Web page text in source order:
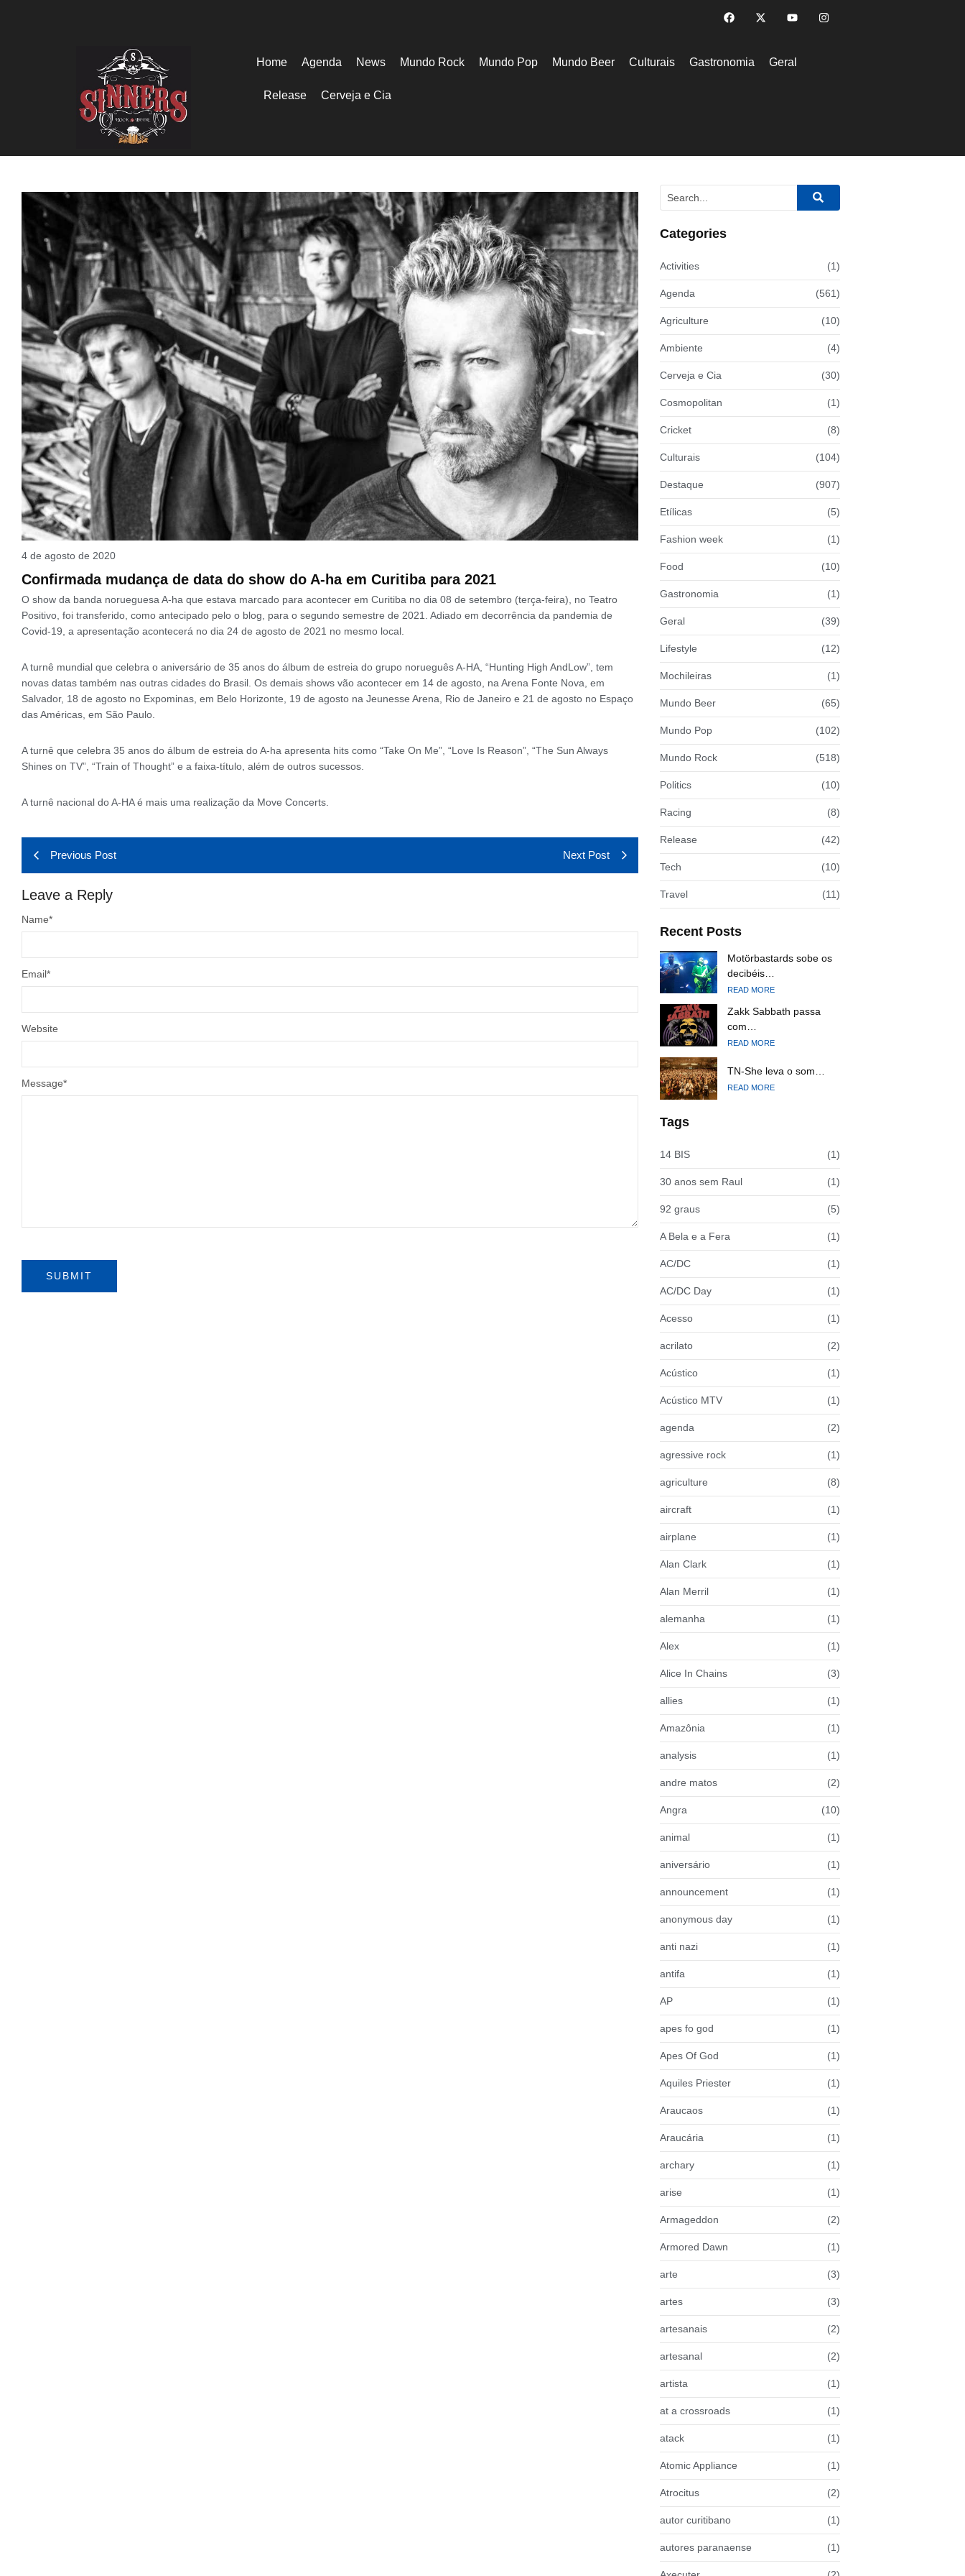
Home Agenda News Mundo Rock Mundo Pop Mundo Beer Culturais Gastronomia Geral
Release Cerveja e Cia
4 de agosto de 2020
Confirmada mudança de data do show do A-ha em Curitiba para 2021
O show da banda norueguesa A-ha que estava marcado para acontecer em Curitiba no dia 08 de setembro (terça-feira), no Teatro
Positivo, foi transferido, como antecipado pelo o blog, para o segundo semestre de 2021. Adiado em decorrência da pandemia de
Covid-19, a apresentação acontecerá no dia 24 de agosto de 2021 no mesmo local.
A turnê mundial que celebra o aniversário de 35 anos do álbum de estreia do grupo norueguês A-HA, “Hunting High AndLow”, tem
novas datas também nas outras cidades do Brasil. Os demais shows vão acontecer em 14 de agosto, na Arena Fonte Nova, em
Salvador, 18 de agosto no Expominas, em Belo Horizonte, 19 de agosto na Jeunesse Arena, Rio de Janeiro e 21 de agosto no Espaço
das Américas, em São Paulo.
A turnê que celebra 35 anos do álbum de estreia do A-ha apresenta hits como “Take On Me”, “Love Is Reason”, “The Sun Always
Shines on TV”, “Train of Thought” e a faixa-título, além de outros sucessos.
A turnê nacional do A-HA é mais uma realização da Move Concerts.
Previous Post Next Post
Leave a Reply
Message*
Name*
Email*
Website
Categories
Activities (1)
Agenda (561)
Agriculture (10)
Ambiente (4)
Cerveja e Cia (30)
Cosmopolitan (1)
Cricket (8)
Culturais (104)
Destaque (907)
Etílicas (5)
Fashion week (1)
Food (10)
Gastronomia (1)
Geral (39)
Lifestyle (12)
Mochileiras (1)
Mundo Beer (65)
Mundo Pop (102)
Mundo Rock (518)
Politics (10)
Racing (8)
Release (42)
Tech (10)
Travel (11)
Recent Posts
Motörbastards sobe os
decibéis…
READ MORE
Zakk Sabbath passa
com…
READ MORE
TN-She leva o som…
READ MORE
Tags
14 BIS (1)
30 anos sem Raul (1)
92 graus (5)
A Bela e a Fera (1)
AC/DC (1)
AC/DC Day (1)
Acesso (1)
acrilato (2)
Acústico (1)
Acústico MTV (1)
agenda (2)
agressive rock (1)
agriculture (8)
aircraft (1)
airplane (1)
Alan Clark (1)
Alan Merril (1)
alemanha (1)
Alex (1)
Alice In Chains (3)
allies (1)
Amazônia (1)
analysis (1)
andre matos (2)
Angra (10)
animal (1)
aniversário (1)
announcement (1)
anonymous day (1)
anti nazi (1)
antifa (1)
AP (1)
apes fo god (1)
Apes Of God (1)
Aquiles Priester (1)
Araucaos (1)
Araucária (1)
archary (1)
arise (1)
Armageddon (2)
Armored Dawn (1)
arte (3)
artes (3)
artesanais (2)
artesanal (2)
artista (1)
at a crossroads (1)
atack (1)
Atomic Appliance (1)
Atrocitus (2)
autor curitibano (1)
autores paranaense (1)